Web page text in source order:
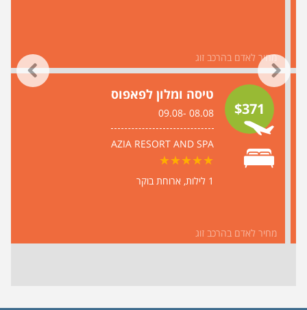
מחיר לאדם בהרכב זוג
$371
מחיר לאדם בהרכב זוג
טיסה ומלון לפאפוס
08.08 -09.08
AZIA RESORT AND SPA
1 לילות ארוחת בוקר